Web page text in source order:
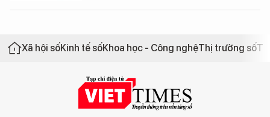
Xã hội sốKinh tế sốKhoa học - Công nghệThị trường số